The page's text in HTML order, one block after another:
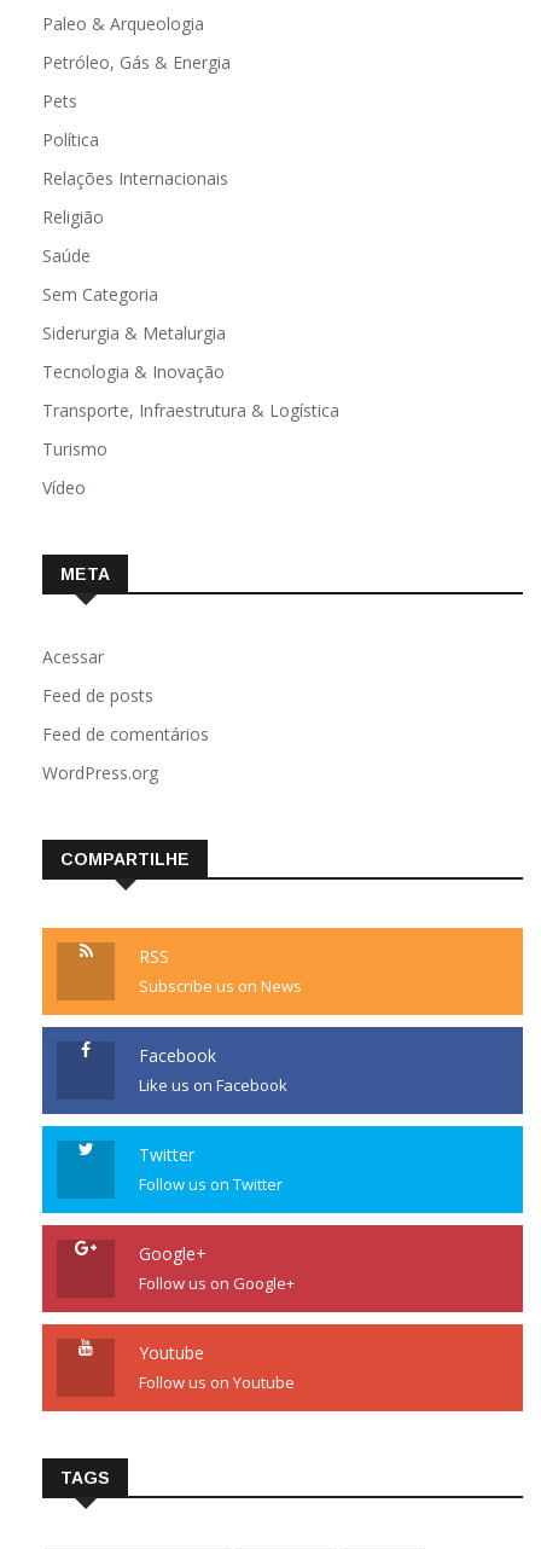
Paleo & Arqueologia
Petróleo, Gás & Energia
Pets
Política
Relações Internacionais
Religião
Saúde
Sem Categoria
Siderurgia & Metalurgia
Tecnologia & Inovação
Transporte, Infraestrutura & Logística
Turismo
Vídeo
META
Acessar
Feed de posts
Feed de comentários
WordPress.org
COMPARTILHE
RSS
Subscribe us on News
Facebook
Like us on Facebook
Twitter
Follow us on Twitter
Google+
Follow us on Google+
Youtube
Follow us on Youtube
TAGS